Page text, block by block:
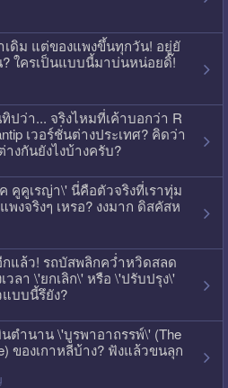
าเดิม แต่ของแพงขึ้นทุกวัน! อยู่ยั
? ใครเป็นแบบนี้มาบ่นหน่อยดิ๊!
ปว่า... จริงไหมที่เค้าบอกว่า R
เวอร์ชั่นต่างประเทศ? คิดว่า
งกันยังไงบ้างครับ?
คูคูเรญ่า\' นี่คือตัวจริงที่เราทุ่ม
งจริงๆ เหรอ? งงมาก ดิสคัสห
แล้ว! รถบัสพลิกคว่ำหวิดสลด
วลา \'ยกเลิก\' หรือ \'ปรับปรุง\'
แบบนี้รึยัง?
ตำนาน \'บูรพาอาถรรพ์\' (The
ของเกาหลีบ้าง? ฟังแล้วขนลุก